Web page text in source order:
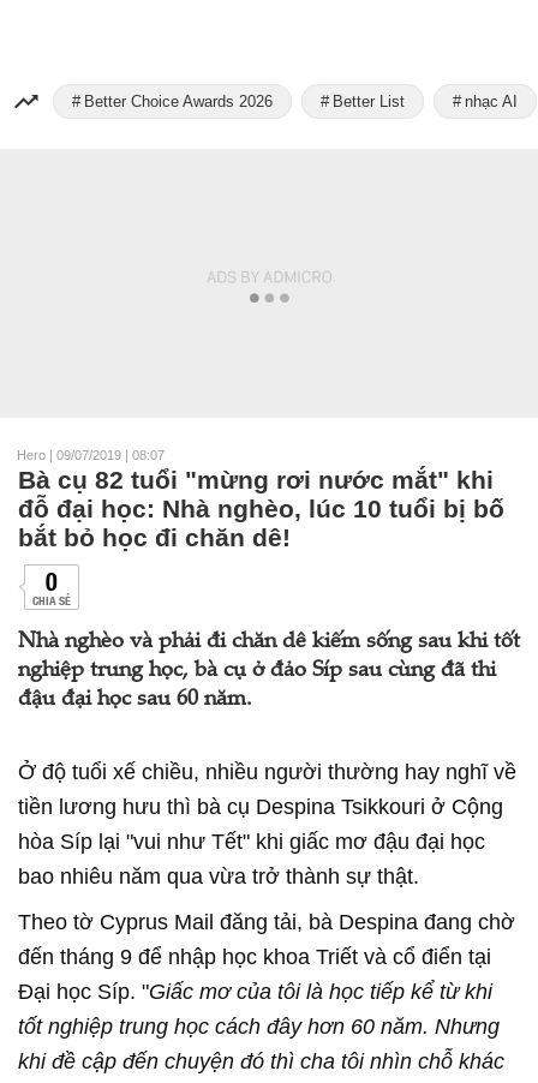
Better Choice Awards 2026 Better List nhạc AI
Hero | 09/07/2019 | 08:07
Bà cụ 82 tuổi "mừng rơi nước mắt" khi
đỗ đại học: Nhà nghèo, lúc 10 tuổi bị bố
bắt bỏ học đi chăn dê!
0
CHIA SẺ
Nhà nghèo và phải đi chăn dê kiếm sống sau khi tốt
nghiệp trung học, bà cụ ở đảo Síp sau cùng đã thi
đậu đại học sau 60 năm.
Ở độ tuổi xế chiều, nhiều người thường hay nghĩ về
tiền lương hưu thì bà cụ Despina Tsikkouri ở Cộng
hòa Síp lại "vui như Tết" khi giấc mơ đậu đại học
bao nhiêu năm qua vừa trở thành sự thật.
Theo tờ Cyprus Mail đăng tải, bà Despina đang chờ
đến tháng 9 để nhập học khoa Triết và cổ điển tại
Đại học Síp. "Giấc mơ của tôi là học tiếp kể từ khi
tốt nghiệp trung học cách đây hơn 60 năm. Nhưng
khi đề cập đến chuyện đó thì cha tôi nhìn chỗ khác